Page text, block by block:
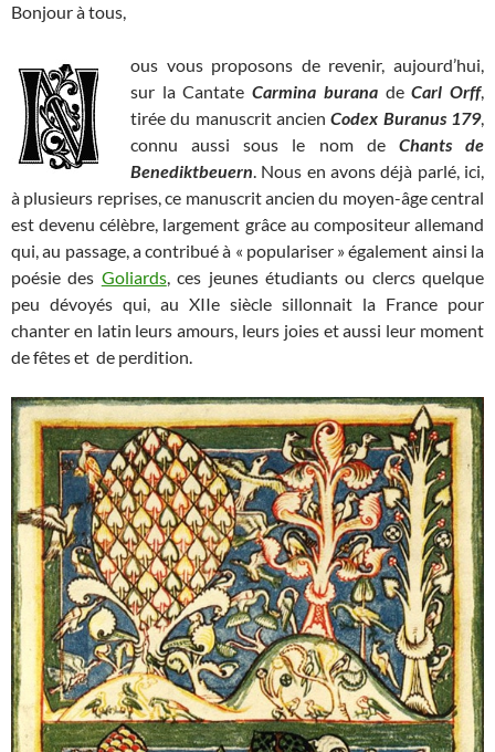
Bonjour à tous,
ous vous proposons de revenir, aujourd’hui,
sur la CantateCarmina burana deCarl Orff,
tirée du manuscrit ancienCodex Buranus 179,
connu aussi sous le nom de Chants de
Benediktbeuern. Nous en avons déjà parlé, ici,
à plusieurs reprises, ce manuscrit ancien du moyen-âge central
est devenu célèbre, largement grâce au compositeur allemand
qui, au passage, a contribué à « populariser » également ainsi la
poésie des Goliards, ces jeunes étudiants ou clercs quelque
peu dévoyés qui, au XIIe siècle sillonnait la France pour
chanter en latin leurs amours, leurs joies et aussi leur moment
de fêtes et de perdition.